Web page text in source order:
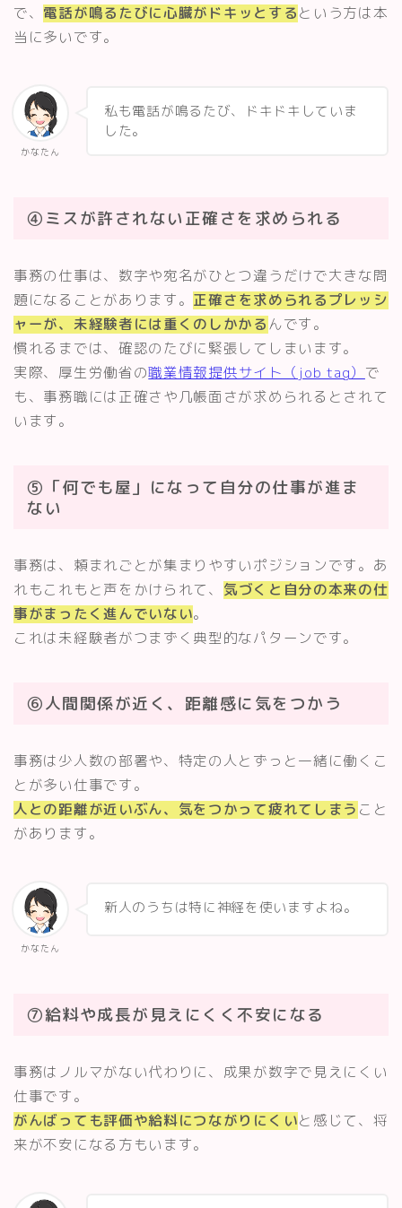
で、 電話が鳴るたびに心臓がドキッとするという方は本
当に多いです。
かなたん
私も電話が鳴るたび、ドキドキしていま
した。
④ミスが許されない正確さを求められる
事務の仕事は、数字や宛名がひとつ違うだけで大きな問
題になることがあります。 正確さを求められるプレッシ
ャーが、未経験者には重くのしかかるんです。
慣れるまでは、確認のたびに緊張してしまいます。
実際、厚生労働省の職業情報提供サイト（job tag） で
も、事務職には正確さや几帳面さが求められるとされて
います。
⑤「何でも屋」になって自分の仕事が進ま
ない
事務は、頼まれごとが集まりやすいポジションです。あ
れもこれもと声をかけられて、 気づくと自分の本来の仕
事がまったく進んでいない。
これは未経験者がつまずく典型的なパターンです。
⑥人間関係が近く、距離感に気をつかう
事務は少人数の部署や、特定の人とずっと一緒に働くこ
とが多い仕事です。
人との距離が近いぶん、気をつかって疲れてしまう こと
があります。
かなたん
新人のうちは特に神経を使いますよね。
⑦給料や成長が見えにくく不安になる
事務はノルマがない代わりに、成果が数字で見えにくい
仕事です。
がんばっても評価や給料につながりにくいと感じて、将
来が不安になる方もいます。